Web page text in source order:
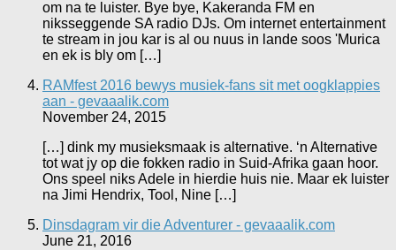
om na te luister. Bye bye, Kakeranda FM en
niksseggende SA radio DJs. Om internet entertainment
te stream in jou kar is al ou nuus in lande soos 'Murica
en ek is bly om […]
RAMfest 2016 bewys musiek-fans sit met oogklappies
aan - gevaaalik.com
November 24, 2015
[…] dink my musieksmaak is alternative. ‘n Alternative
tot wat jy op die fokken radio in Suid-Afrika gaan hoor.
Ons speel niks Adele in hierdie huis nie. Maar ek luister
na Jimi Hendrix, Tool, Nine […]
Dinsdagram vir die Adventurer - gevaaalik.com
June 21, 2016